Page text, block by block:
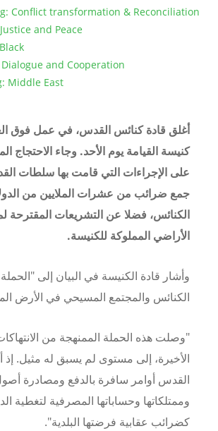
Conflict transformation & Reconciliation
and Peace
and Cooperation
Middle East
أغلق قادة كنائس القدس، في عمل فوق
كنيسة القيامة يوم الأحد. وجاء الاحتجاج
على الإجراءات التي قامت بها سلطات
جمع ضرائب من عشرات الملايين من
الكنائس، فضلا عن التشريعات المقترحة
الأراضي المملوكة للكنيسة.
وأشار قادة الكنيسة في البيان إلى
الكنائس والمجتمع المسيحي في الأرض
"وصلت هذه الحملة الممنهجة من
الأخيرة، إلى مستوى لم يسبق له مثيل. إذ
القدس أوامر سافرة بالدفع ومصادرة
وممتلكاتها وحساباتها المصرفية لتغطية
كضرائب عقابية فرضتها البلدية".